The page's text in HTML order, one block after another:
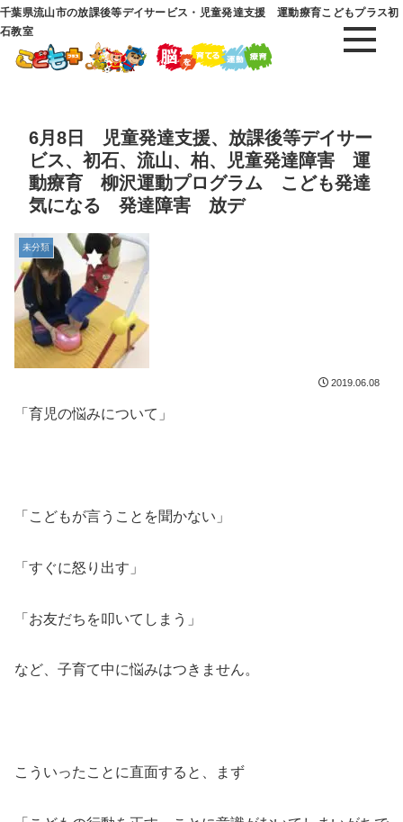
千葉県流山市の放課後等デイサービス・児童発達支援 運動療育こどもプラス初
石教室
6月8日 児童発達支援、放課後等デイサー
ビス、初石、流山、柏、児童発達障害 運
動療育 柳沢運動プログラム こども発達
気になる 発達障害 放デ
未分類
2019.06.08
「育児の悩みについて」
「こどもが言うことを聞かない」
「すぐに怒り出す」
「お友だちを叩いてしまう」
など、子育て中に悩みはつきません。
こういったことに直面すると、まず